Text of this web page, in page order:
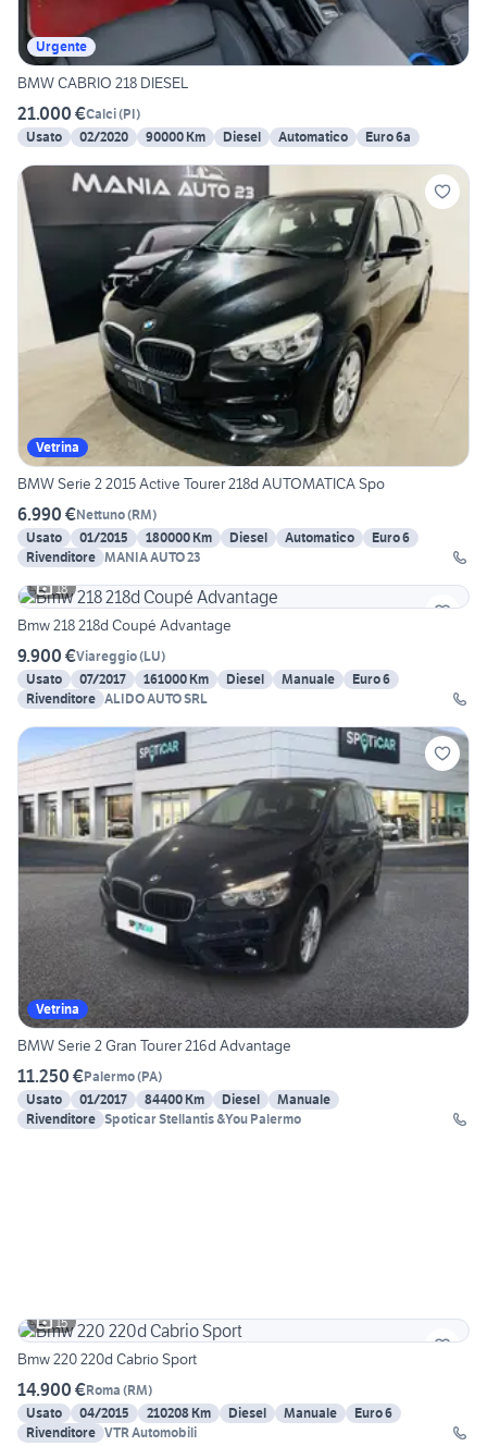
Urgente
BMW CABRIO 218 DIESEL
21.000 €Calci(PI)
Usato
02/2020 90000 Km Diesel Automatico Euro 6a
Vetrina
BMW Serie 2 2015 Active Tourer 218d AUTOMATICA Spo
6.990 €Nettuno(RM)
Usato
01/2015 180000 Km Diesel Automatico
Euro 6
Rivenditore MANIA AUTO 23
18
Bmw 218 218d Coupé Advantage
9.900 €Viareggio(LU)
Usato
07/2017 161000 Km Diesel Manuale
Euro 6
Rivenditore ALIDO AUTO SRL
Vetrina
BMW Serie 2 Gran Tourer 216d Advantage
11.250 €Palermo(PA)
Usato
01/2017 84400 Km Diesel
Manuale
Rivenditore Spoticar Stellantis &You Palermo
15
Bmw 220 220d Cabrio Sport
14.900 €Roma (RM)
Usato
04/2015 210208 Km Diesel Manuale
Euro 6
Rivenditore VTR Automobili